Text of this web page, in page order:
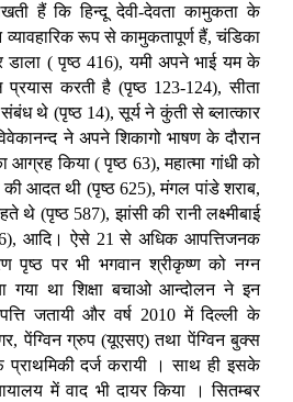
हैं कि हिन्दू देवी-देवता कामुकता के
व्यावहारिक रूप से कामुकतापूर्ण हैं, चंडिका
डाला ( पृष्ठ 416), यमी अपने भाई यम के
करती है (पृष्ठ 123-124), सीता
थे (पृष्ठ 14), सूर्य ने कुंती से ब्लात्कार
ने अपने शिकागो भाषण के दौरान
किया ( पृष्ठ 63), महात्मा गांधी को
आदत थी (पृष्ठ 625), मंगल पांडे शराब,
(पृष्ठ 587), झांसी की रानी लक्ष्मीबाई
आदि। ऐसे 21 से अधिक आपत्तिजनक
पर भी भगवान श्रीकृष्ण को नग्न
गया था शिक्षा बचाओ आन्दोलन ने इन
जतायी और वर्ष 2010 में दिल्ली के
पेंग्विन ग्रुप (यूएसए) तथा पेंग्विन बुक्स
प्राथमिकी दर्ज करायी । साथ ही इसके
में वाद भी दायर किया । सितम्बर